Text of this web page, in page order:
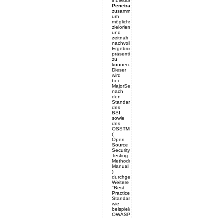
Penetrationstest
zusammen,
um
möglichst
zielorientiert
und
zeitnah
nachvollziehbare
Ergebnisse
präsentieren
zu
können.
Dieser
wird
bei
MajorSecurity
nach
den
Standards
des
BSI
sowie
des
OSSTMM
(
Open
Source
Security
Testing
Methodology
Manual
)
durchgeführt.
Weitere
"Best
Practice"
Standards
wie
beispielweise
OWASP